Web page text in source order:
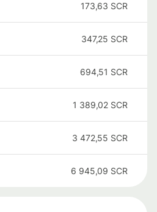
173,63 SCR
347,25 SCR
694,51 SCR
1 389,02 SCR
3 472,55 SCR
6 945,09 SCR